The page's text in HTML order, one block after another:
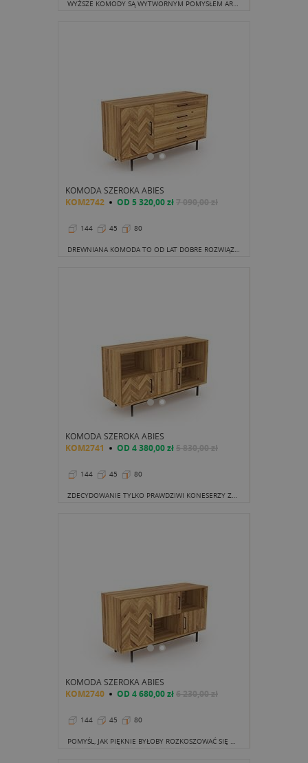
WYŻSZE KOMODY SĄ WYTWORNYM POMYSŁEM ARANŻACJI SALONU. DODAJĄ KLASY, A UDEKOROWANY WAZONEM CZY ŚWIEŻYMI KWIATAMI BLAT NADAJE SMAKU CAŁEMU WNĘTRZU
KOMODA SZEROKA ABIES
KOM2742 OD 5 320,00 zł7 090,00 zł
144 45 80
DREWNIANA KOMODA TO OD LAT DOBRE ROZWIĄZANIE. SPRAWDZA SIĘ W SALONIE, SYPIALNI, BIURZE I POKOJU NASTOLATKA.
KOMODA SZEROKA ABIES
KOM2741 OD 4 380,00 zł5 830,00 zł
144 45 80
ZDECYDOWANIE TYLKO PRAWDZIWI KONESERZY ZDECYDUJĄ SIĘ NA TAK WYRAZISTY I NIE DO PODROBIENIA MODEL.
KOMODA SZEROKA ABIES
KOM2740 OD 4 680,00 zł6 230,00 zł
144 45 80
POMYŚL, JAK PIĘKNIE BYŁOBY ROZKOSZOWAĆ SIĘ WIDOKIEM ZACHODZĄCEGO SŁOŃCA OŚWIETLAJĄCE DĘBOWE MEBLE W TWOIM SALONIE